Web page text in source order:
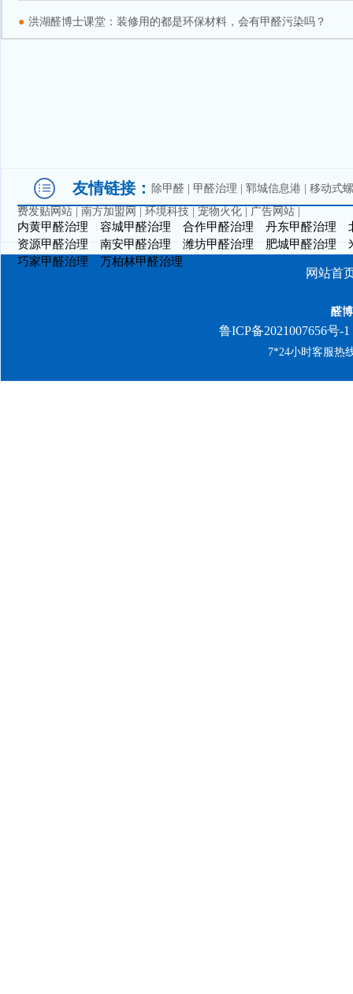
● 洪湖醛博士课堂：装修用的都是环保材料，会有甲醛污染吗？
友情链接： 除甲醛 甲醛治理 郓城信息港
移动式
费发贴网站
南方加盟网 环境科技 宠物火化 广告网站
内黄甲醛治理 容城甲醛治理 合作甲醛治理 丹东甲醛治理
资源甲醛治理
南安甲醛治理 潍坊甲醛治理 肥城甲醛治理
巧家甲醛治理
万柏林甲醛治理
网站首
醛
鲁ICP备2021007656号-1
7*24小时客服热